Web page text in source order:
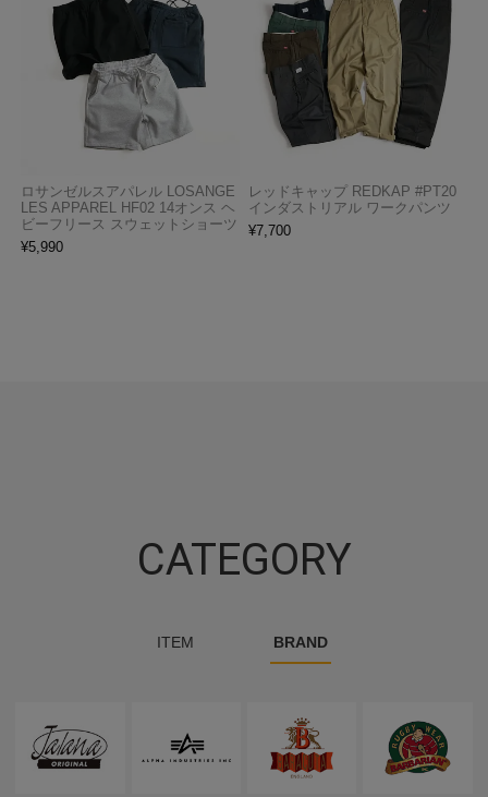
ロサンゼルスアパレル LOSANGE
LES APPAREL HF02 14オンス ヘ
ビーフリース スウェットショーツ
¥5,990
レッドキャップ REDKAP #PT20
インダストリアル ワークパンツ
¥7,700
CATEGORY
ITEM BRAND